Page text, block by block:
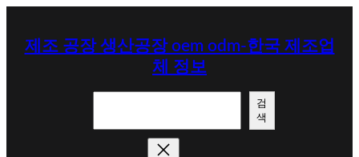
제조 공장 생산공장 oem odm-한국 제조업
체 정보
검
색